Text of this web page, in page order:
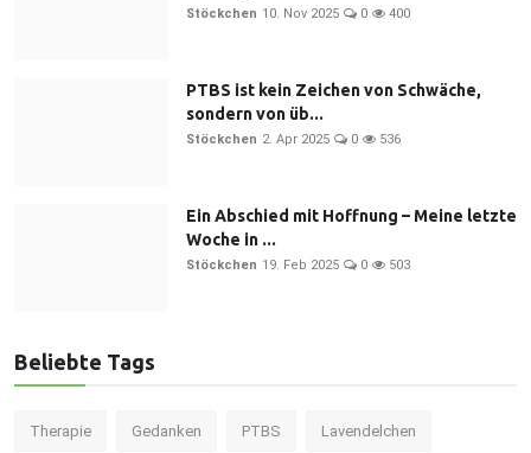
Stöckchen 10. Nov 2025 0 400
PTBS ist kein Zeichen von Schwäche,
sondern von üb...
Stöckchen 2. Apr 2025 0 536
Ein Abschied mit Hoffnung – Meine letzte
Woche in ...
Stöckchen 19. Feb 2025 0 503
Beliebte Tags
Therapie Gedanken PTBS Lavendelchen